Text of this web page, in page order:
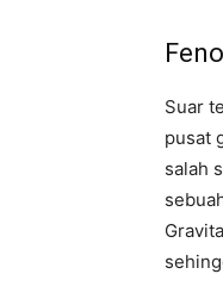
Suar
pusat
salah